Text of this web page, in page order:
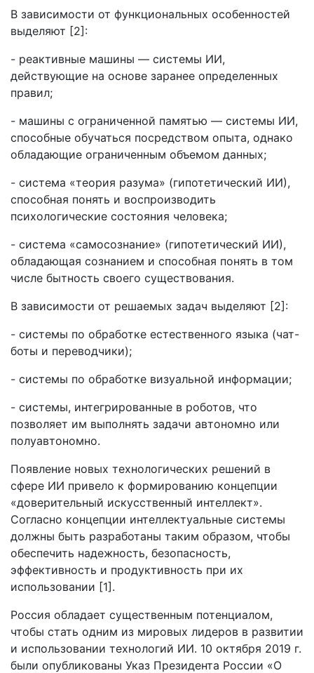
В зависимости от функциональных особенностей
выделяют [2]:
- реактивные машины — системы ИИ,
действующие на основе заранее определенных
правил;
- машины с ограниченной памятью — системы ИИ,
способные обучаться посредством опыта, однако
обладающие ограниченным объемом данных;
- система «теория разума» (гипотетический ИИ),
способная понять и воспроизводить
психологические состояния человека;
- система «самосознание» (гипотетический ИИ),
обладающая сознанием и способная понять в том
числе бытность своего существования.
В зависимости от решаемых задач выделяют [2]:
- системы по обработке естественного языка (чат-
боты и переводчики);
- системы по обработке визуальной информации;
- системы, интегрированные в роботов, что
позволяет им выполнять задачи автономно или
полуавтономно.
Появление новых технологических решений в
сфере ИИ привело к формированию концепции
«доверительный искусственный интеллект».
Согласно концепции интеллектуальные системы
должны быть разработаны таким образом, чтобы
обеспечить надежность, безопасность,
эффективность и продуктивность при их
использовании [1].
Россия обладает существенным потенциалом,
чтобы стать одним из мировых лидеров в развитии
и использовании технологий ИИ. 10 октября 2019 г.
были опубликованы Указ Президента России «О